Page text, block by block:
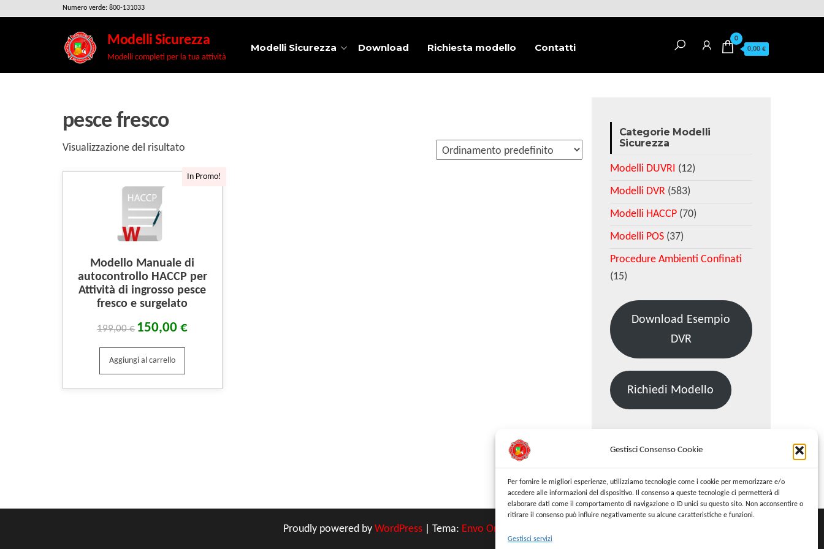
Gestisci Consenso Cookie
Per fornire le migliori esperienze, utilizziamo tecnologie come i cookie per memorizzare e/o
accedere alle informazioni del dispositivo. Il consenso a queste tecnologie ci permetterà di
elaborare dati come il comportamento di navigazione o ID unici su questo sito. Non acconsentire o
ritirare il consenso può influire negativamente su alcune caratteristiche e funzioni.
Gestisci servizi
contenuto
Numero verde: 800-131033
Modelli Sicurezza
Modelli completi per la tua attività
0
0,00 €
Modelli Sicurezza Download Richiesta modello Contatti
pesce fresco
Visualizzazione del risultato
In Promo!
Modello Manuale di
autocontrollo HACCP per
Attività di ingrosso pesce
fresco e surgelato
199,00€ 150,00€
Aggiungi al carrello
Categorie Modelli
Sicurezza
Modelli DUVRI (12)
Modelli DVR (583)
Modelli HACCP (70)
Modelli POS (37)
Procedure Ambienti Confinati
(15)
Download Esempio
DVR
Richiedi Modello
Proudly powered by WordPress Tema: Envo Online Store